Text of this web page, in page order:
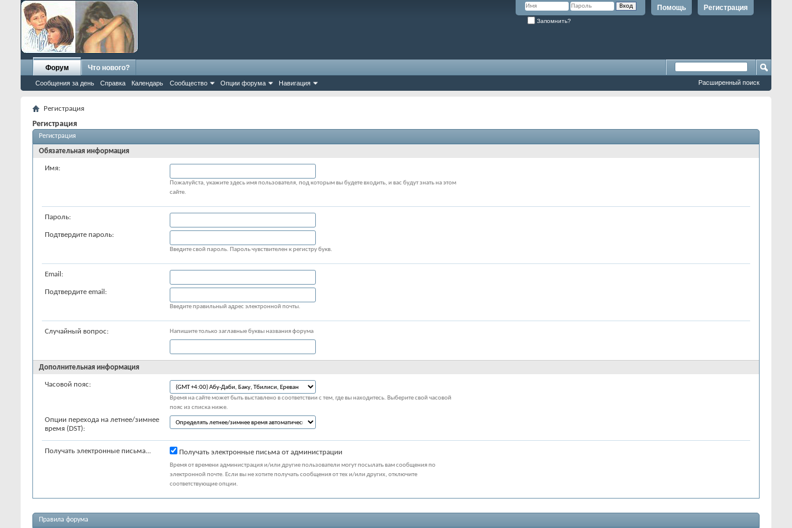
Регистрация
Помощь
Запомнить?
Форум
Сообщения за день Справка Календарь Сообщество Опции форума Навигация
Что нового?
Расширенный поиск
Регистрация
Регистрация
Регистрация
Обязательная информация
Имя:
Пожалуйста, укажите здесь имя пользователя, под которым вы будете входить, и вас будут знать на этом
сайте.
Пароль:
Подтвердите пароль:
Введите свой пароль. Пароль чувствителен к регистру букв.
Email:
Подтвердите email:
Введите правильный адрес электронной почты.
Случайный вопрос: Напишите только заглавные буквы названия форума
Дополнительная информация
Часовой пояс:
Время на сайте может быть выставлено в соответствии с тем, где вы находитесь. Выберите свой часовой
пояс из списка ниже.
Опции перехода на летнее/зимнее
время (DST):
Получать электронные письма... Получать электронные письма от администрации
Время от времени администрация и/или другие пользователи могут посылать вам сообщения по
электронной почте. Если вы не хотите получать сообщения от тех и/или других, отключите
соответствующие опции.
Правила форума